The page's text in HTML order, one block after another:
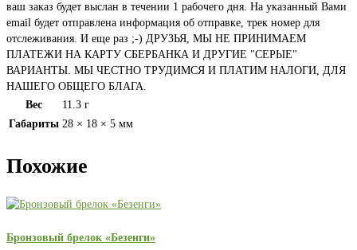
ваш заказ будет выслан в течении 1 рабочего дня. На указанный Вами
email будет отправлена информация об отправке, трек номер для
отслеживания. И еще раз ;-) ДРУЗЬЯ, МЫ НЕ ПРИНИМАЕМ
ПЛАТЕЖИ НА КАРТУ СБЕРБАНКА И ДРУГИЕ "СЕРЫЕ"
ВАРИАНТЫ. МЫ ЧЕСТНО ТРУДИМСЯ И ПЛАТИМ НАЛОГИ, ДЛЯ
НАШЕГО ОБЩЕГО БЛАГА.
Вес
11.3 г
Габариты 28 × 18 × 5 мм
Похожие
Бронзовый брелок «Безенги»